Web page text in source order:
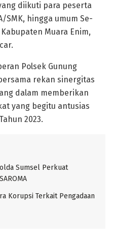
diikuti para peserta
SMK, hingga umum Se-
Muara Enim,
Polsek Gunung
rekan sinergitas
dalam memberikan
yang begitu antusias
2023.
Sumsel Perkuat
Korupsi Terkait Pengadaan